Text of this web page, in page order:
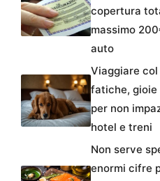
copertura
massimo
auto
Viaggiare col
fatiche, gioie
per non
hotel e treni
Non serve
enormi cifre